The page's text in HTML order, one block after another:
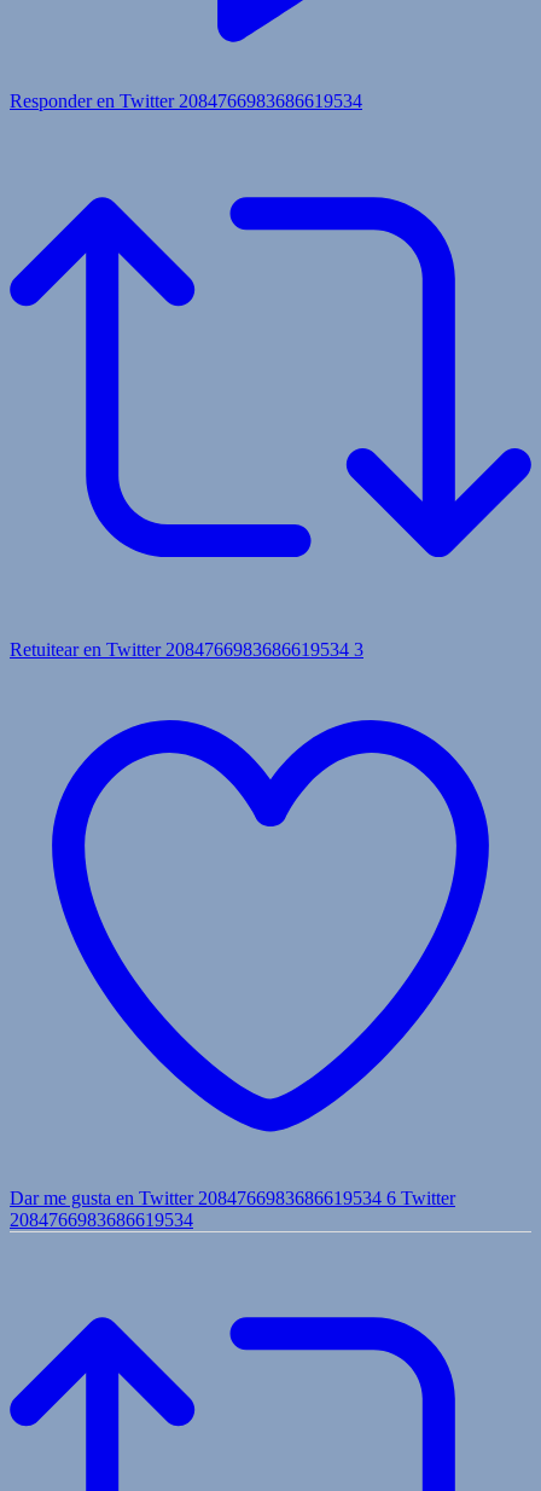
Responder en Twitter 2084766983686619534
Retuitear en Twitter 2084766983686619534 3
Dar me gusta en Twitter 2084766983686619534 6 Twitter
2084766983686619534